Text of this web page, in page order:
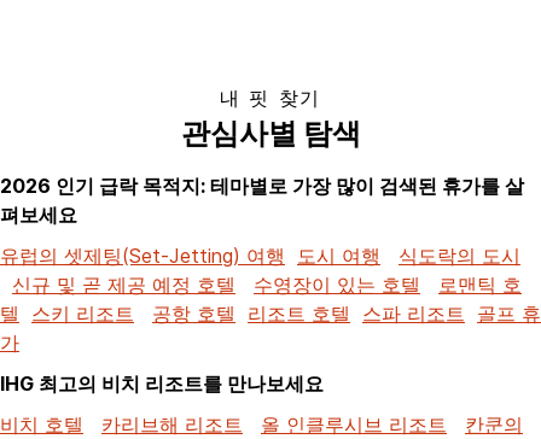
내 핏 찾기
관심사별 탐색
2026 인기 급락 목적지: 테마별로 가장 많이 검색된 휴가를 살
펴보세요
유럽의 셋제팅(Set-Jetting) 여행
도시 여행
식도락의 도시
신규 및 곧 제공 예정 호텔
수영장이 있는 호텔
로맨틱 호
텔
스키 리조트 공항 호텔 리조트 호텔 스파 리조트
골프 휴
가
IHG 최고의 비치 리조트를 만나보세요
비치 호텔
카리브해 리조트 올 인클루시브 리조트
칸쿤의